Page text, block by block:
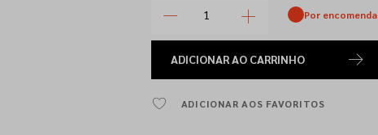
Por encomenda
ADICIONARAO CARRINHO
ADICIONAR AOS FAVORITOS